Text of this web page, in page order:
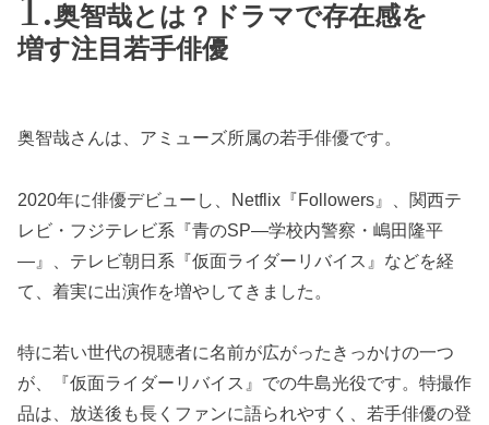
奥智哉とは？ドラマで存在感を
増す注目若手俳優
奥智哉さんは、アミューズ所属の若手俳優です。
2020年に俳優デビューし、Netflix『Followers』、関西テ
レビ・フジテレビ系『青のSP―学校内警察・嶋田隆平
―』、テレビ朝日系『仮面ライダーリバイス』などを経
て、着実に出演作を増やしてきました。
特に若い世代の視聴者に名前が広がったきっかけの一つ
が、『仮面ライダーリバイス』での牛島光役です。特撮作
品は、放送後も長くファンに語られやすく、若手俳優の登